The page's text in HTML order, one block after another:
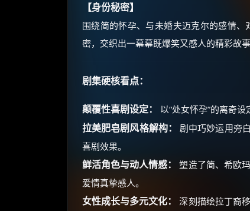
【身份秘密】
围绕简的怀孕、与未婚夫迈克尔的感情
密，交织出一幕幕既爆笑又感人的精彩故事
剧集硬核看点：
颠覆性喜剧设定： 以“处女怀孕”的离奇
拉美肥皂剧风格解构：
剧中巧妙运用旁
喜剧效果。
鲜活角色与动人情感：
塑造了简、希欧
爱情真挚感人。
女性成长与多元文化：
深刻描绘拉丁裔